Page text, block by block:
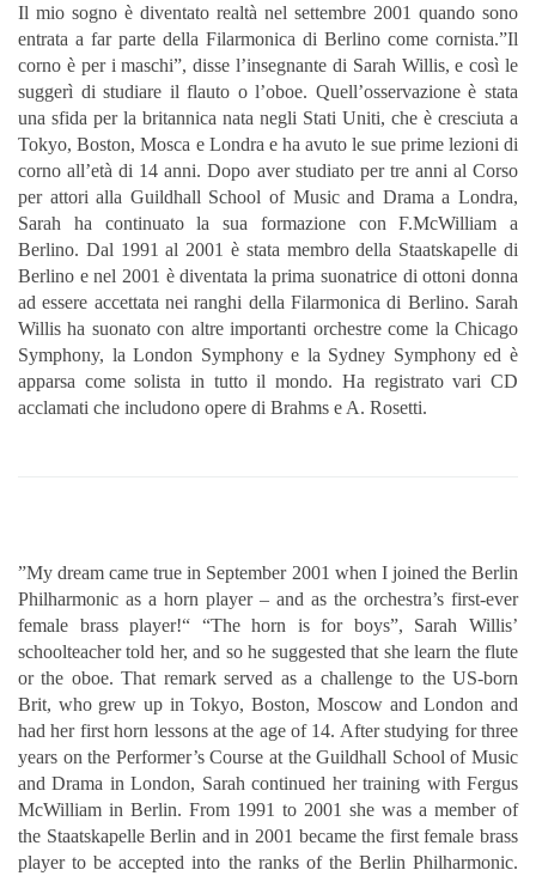
Il mio sogno è diventato realtà nel settembre 2001 quando sono
entrata a far parte della Filarmonica di Berlino come cornista.”Il
corno è per i maschi”, disse l’insegnante di Sarah Willis, e così le
suggerì di studiare il flauto o l’oboe. Quell’osservazione è stata
una sfida per la britannica nata negli Stati Uniti, che è cresciuta a
Tokyo, Boston, Mosca e Londra e ha avuto le sue prime lezioni di
corno all’età di 14 anni. Dopo aver studiato per tre anni al Corso
per attori alla Guildhall School of Music and Drama a Londra,
Sarah ha continuato la sua formazione con F.McWilliam a
Berlino. Dal 1991 al 2001 è stata membro della Staatskapelle di
Berlino e nel 2001 è diventata la prima suonatrice di ottoni donna
ad essere accettata nei ranghi della Filarmonica di Berlino. Sarah
Willis ha suonato con altre importanti orchestre come la Chicago
Symphony, la London Symphony e la Sydney Symphony ed è
apparsa come solista in tutto il mondo. Ha registrato vari CD
acclamati che includono opere di Brahms e A. Rosetti.
”My dream came true in September 2001 when I joined the Berlin
Philharmonic as a horn player – and as the orchestra’s first-ever
female brass player!“ “The horn is for boys”, Sarah Willis’
schoolteacher told her, and so he suggested that she learn the flute
or the oboe. That remark served as a challenge to the US-born
Brit, who grew up in Tokyo, Boston, Moscow and London and
had her first horn lessons at the age of 14. After studying for three
years on the Performer’s Course at the Guildhall School of Music
and Drama in London, Sarah continued her training with Fergus
McWilliam in Berlin. From 1991 to 2001 she was a member of
the Staatskapelle Berlin and in 2001 became the first female brass
player to be accepted into the ranks of the Berlin Philharmonic.